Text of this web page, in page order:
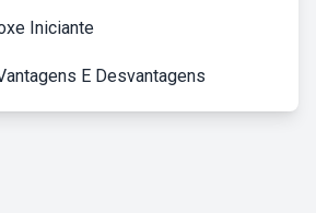
Iniciante
E Desvantagens